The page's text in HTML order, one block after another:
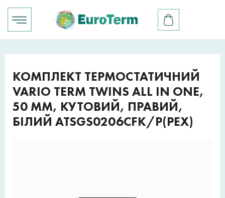
КОМПЛЕКТ ТЕРМОСТАТИЧНИЙ
VARIO TERM TWINS ALL IN ONE,
50 ММ, КУТОВИЙ, ПРАВИЙ,
БІЛИЙ ATSGS0206CFK/P(PEX)